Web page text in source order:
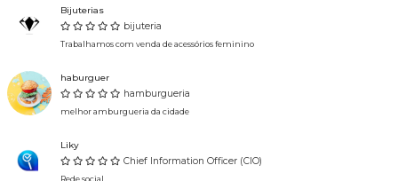
Bijuterias
bijuteria
Trabalhamos com venda de acessórios feminino
haburguer
hamburgueria
melhor amburgueria da cidade
Liky
Chief Information Officer (CIO)
Rede social